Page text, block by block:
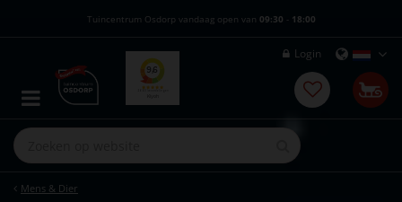
Mens & Dier
Tuincentrum Osdorp vandaag open van 09:30 - 18:00
Login